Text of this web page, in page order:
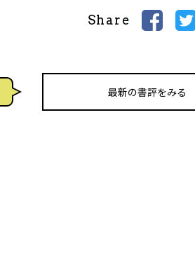
Share
最新の書評をみる